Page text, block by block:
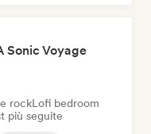
Sonic Voyage
rockLofi bedroom
più seguite